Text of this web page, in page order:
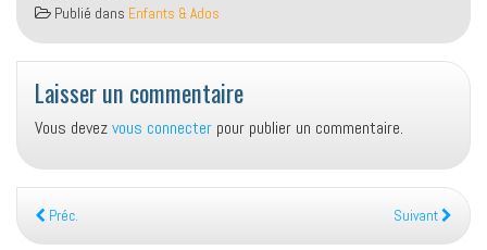
Publié dans Enfants & Ados
Laisser un commentaire
Vous devezvous connecter pour publier un commentaire.
Préc. Suivant